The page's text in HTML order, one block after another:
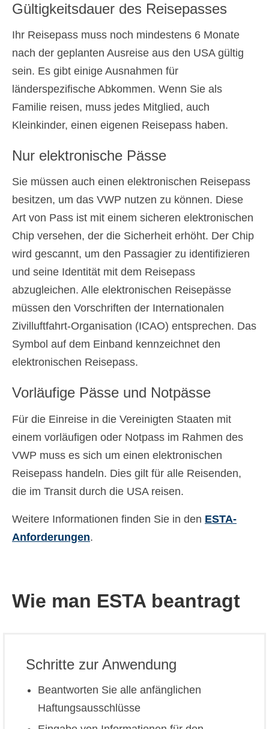
Gültigkeitsdauer des Reisepasses
Ihr Reisepass muss noch mindestens 6 Monate
nach der geplanten Ausreise aus den USA gültig
sein. Es gibt einige Ausnahmen für
länderspezifische Abkommen. Wenn Sie als
Familie reisen, muss jedes Mitglied, auch
Kleinkinder, einen eigenen Reisepass haben.
Nur elektronische Pässe
Sie müssen auch einen elektronischen Reisepass
besitzen, um das VWP nutzen zu können. Diese
Art von Pass ist mit einem sicheren elektronischen
Chip versehen, der die Sicherheit erhöht. Der Chip
wird gescannt, um den Passagier zu identifizieren
und seine Identität mit dem Reisepass
abzugleichen. Alle elektronischen Reisepässe
müssen den Vorschriften der Internationalen
Zivilluftfahrt-Organisation (ICAO) entsprechen. Das
Symbol auf dem Einband kennzeichnet den
elektronischen Reisepass.
Vorläufige Pässe und Notpässe
Für die Einreise in die Vereinigten Staaten mit
einem vorläufigen oder Notpass im Rahmen des
VWP muss es sich um einen elektronischen
Reisepass handeln. Dies gilt für alle Reisenden,
die im Transit durch die USA reisen.
Weitere Informationen finden Sie in den ESTA-
Anforderungen.
Wie man ESTA beantragt
Schritte zur Anwendung
Beantworten Sie alle anfänglichen
Haftungsausschlüsse